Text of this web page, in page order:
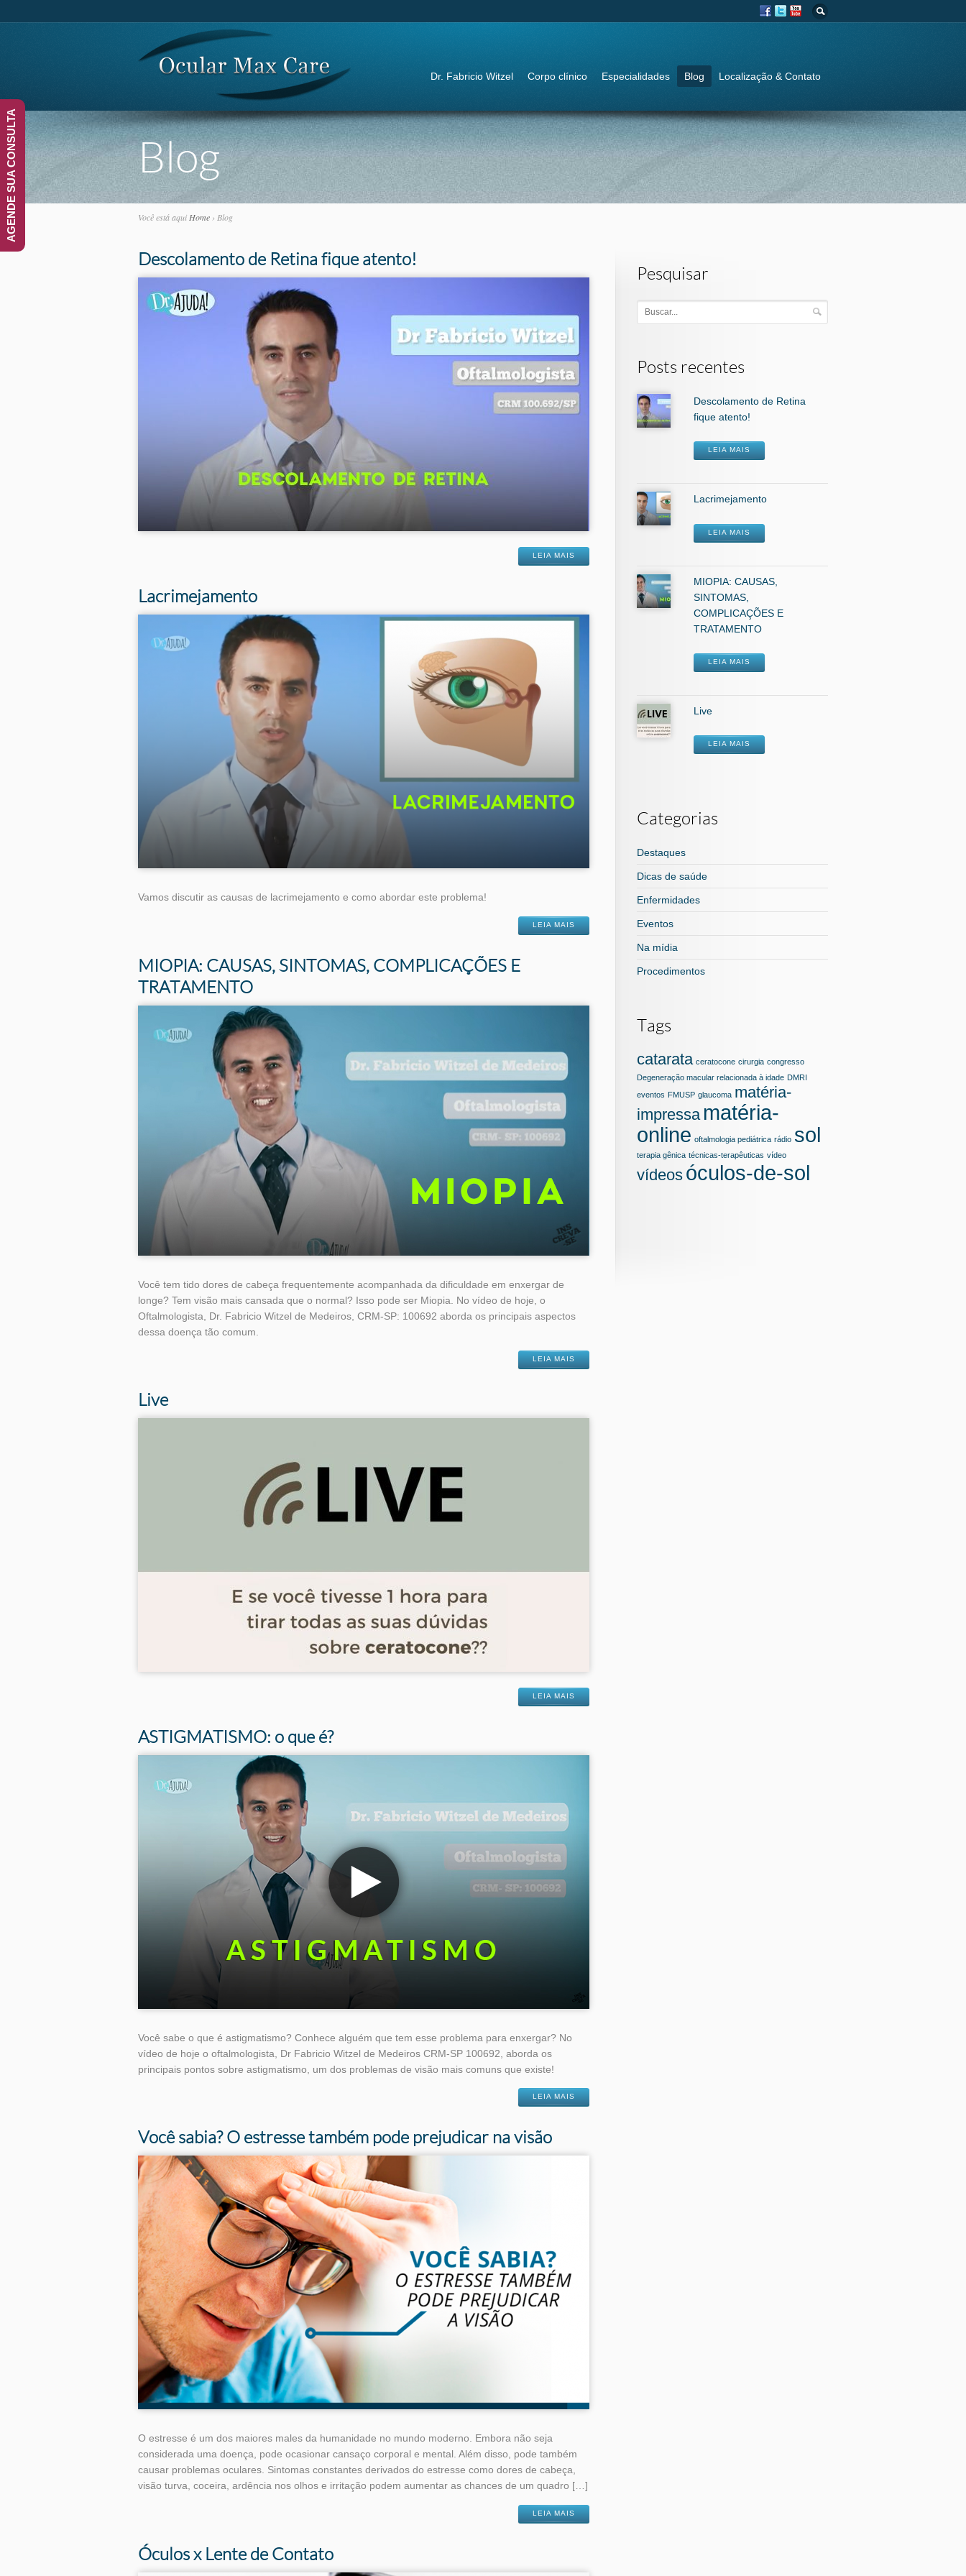
IR PARA:
Dr. Fabricio Witzel Corpo clínico Especialidades Blog Localização & Contato
Blog
Você está aqui Home › Blog
Descolamento de Retina fique atento!
LEIA MAIS
Lacrimejamento
Vamos discutir as causas de lacrimejamento e como abordar este problema!
LEIA MAIS
MIOPIA: CAUSAS, SINTOMAS, COMPLICAÇÕES E
TRATAMENTO
Você tem tido dores de cabeça frequentemente acompanhada da dificuldade em enxergar de
longe? Tem visão mais cansada que o normal? Isso pode ser Miopia. No vídeo de hoje, o
Oftalmologista, Dr. Fabricio Witzel de Medeiros, CRM-SP: 100692 aborda os principais aspectos
dessa doença tão comum.
LEIA MAIS
Live
LEIA MAIS
ASTIGMATISMO: o que é?
Você sabe o que é astigmatismo? Conhece alguém que tem esse problema para enxergar? No
vídeo de hoje o oftalmologista, Dr Fabricio Witzel de Medeiros CRM-SP 100692, aborda os
principais pontos sobre astigmatismo, um dos problemas de visão mais comuns que existe!
LEIA MAIS
Você sabia? O estresse também pode prejudicar na visão
O estresse é um dos maiores males da humanidade no mundo moderno. Embora não seja
considerada uma doença, pode ocasionar cansaço corporal e mental. Além disso, pode também
causar problemas oculares. Sintomas constantes derivados do estresse como dores de cabeça,
visão turva, coceira, ardência nos olhos e irritação podem aumentar as chances de um quadro […]
LEIA MAIS
Óculos x Lente de Contato
Pesquisar
Posts recentes
Descolamento de Retina
fique atento!
LEIA MAIS
Lacrimejamento
LEIA MAIS
MIOPIA: CAUSAS,
SINTOMAS,
COMPLICAÇÕES E
TRATAMENTO
LEIA MAIS
Live
LEIA MAIS
Categorias
Destaques
Dicas de saúde
Enfermidades
Eventos
Na mídia
Procedimentos
Tags
catarata ceratocone cirurgia congresso
Degeneração macular relacionada à idade DMRI
eventos FMUSP glaucoma matéria-
impressa matéria-
online oftalmologia pediátrica rádio sol
terapia gênica técnicas-terapêuticas vídeo
vídeos óculos-de-sol
AGENDE SUA CONSULTA